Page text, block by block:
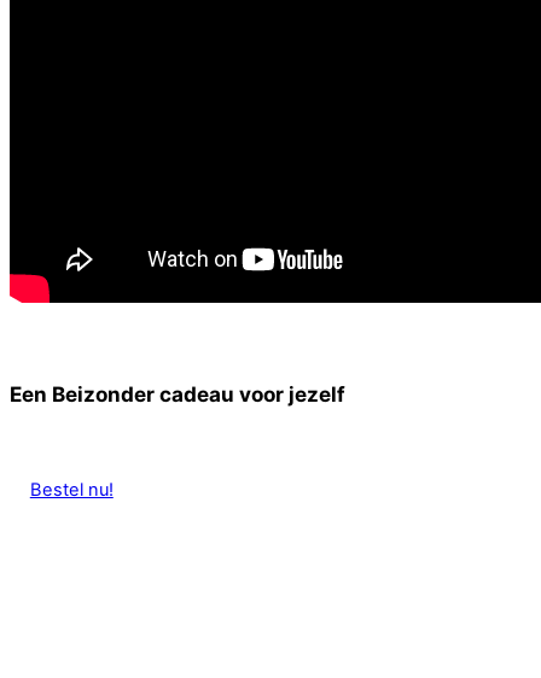
Een Beizonder cadeau voor jezelf
Bestel nu!